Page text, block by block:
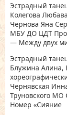
Эстрадный
Колегова
Чернова Яна
МБУ ДО ЦДТ
— Между двух
Эстрадный
Блужина Алина,
Чернявская
Труновского МО
Номер «Сияние